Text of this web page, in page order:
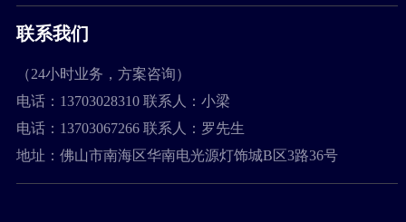
联系我们
（24小时业务，方案咨询）
电话：13703028310 联系人：小梁
电话：13703067266 联系人：罗先生
地址：佛山市南海区华南电光源灯饰城B区3路36号